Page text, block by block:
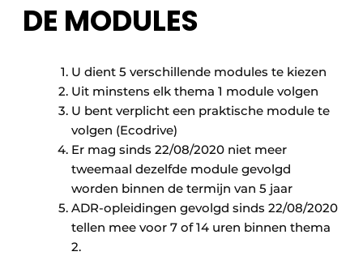
Interieurarchitectuur
Renovatie
Toegangscontrole
Veiligheid & Opleiding
Zonwering
DE MODULES
U dient 5 verschillende modules te kiezen
Uit minstens elk thema 1 module volgen
U bent verplicht een praktische module te
volgen (Ecodrive)
Er mag sinds 22/08/2020 niet meer
tweemaal dezelfde module gevolgd
worden binnen de termijn van 5 jaar
ADR-opleidingen gevolgd sinds 22/08/2020
tellen mee voor 7 of 14 uren binnen thema
2.